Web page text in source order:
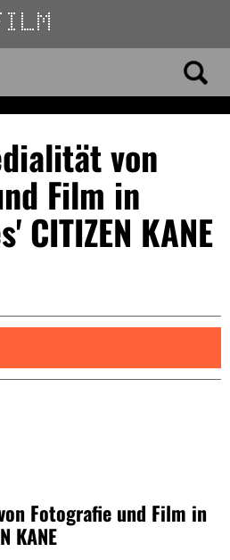
von
Film in
CITIZEN KANE
Fotografie und Film in
KANE